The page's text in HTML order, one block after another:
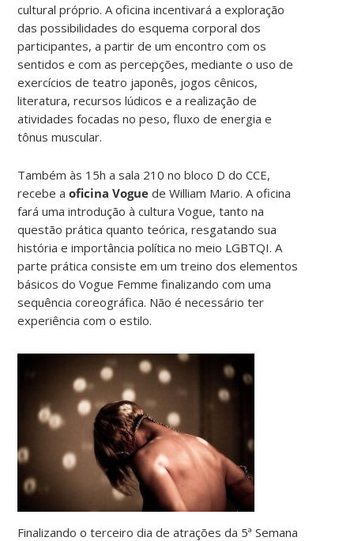
cultural próprio. A oficina incentivará a exploração
das possibilidades do esquema corporal dos
participantes, a partir de um encontro com os
sentidos e com as percepções, mediante o uso de
exercícios de teatro japonês, jogos cênicos,
literatura, recursos lúdicos e a realização de
atividades focadas no peso, fluxo de energia e
tônus muscular.
Também às 15h a sala 210 no bloco D do CCE,
recebe a oficina Vogue de William Mario. A oficina
fará uma introdução à cultura Vogue, tanto na
questão prática quanto teórica, resgatando sua
história e importância política no meio LGBTQI. A
parte prática consiste em um treino dos elementos
básicos do Vogue Femme finalizando com uma
sequência coreográfica. Não é necessário ter
experiência com o estilo.
Finalizando o terceiro dia de atrações da 5ª Semana